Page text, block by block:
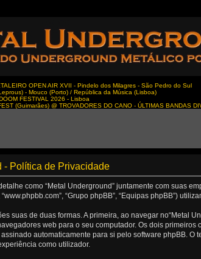
OPEN AIR XVII - Pindelo dos Milagres - São Pedro do Sul
- Mouco (Porto) / República da Música (Lisboa)
FESTIVAL 2026 - Lisboa
(Guimarães) @ TROVADORES DO CANO - ÚLTIMAS BANDAS
- Política de Privacidade
como “Metal Underground” juntamente com suas
“www.phpbb.com”, “Grupo phpBB”, “Equipas phpBB”)
suas de duas formas. A primeira, ao navegar no“Metal
web para o seu computador. Os dois
assinado automaticamente para si pelo software phpBB.
como utilizador.